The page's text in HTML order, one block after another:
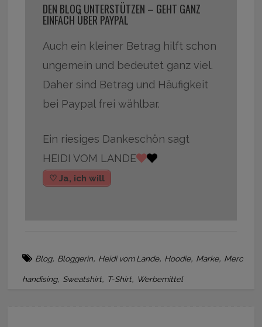
DEN BLOG UNTERSTÜTZEN – GEHT GANZ
EINFACH ÜBER PAYPAL
Auch ein kleiner Betrag hilft schon
ungemein und bedeutet ganz viel.
Daher sind Betrag und Häufigkeit
bei Paypal frei wählbar.
Ein riesiges Dankeschön sagt
HEIDI VOM LANDE
♡ Ja, ich will
Blog, Bloggerin, Heidi vom Lande, Hoodie, Marke, Merc
handising, Sweatshirt, T-Shirt, Werbemittel